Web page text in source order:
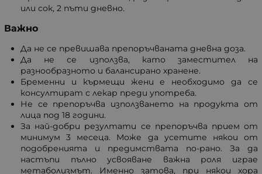
или сок, 2 пъти дневно.
Важно
Да не се превишава препоръчваната дневна доза.
Да не се използва, като заместител на
разнообразното и балансирано хранене.
Бременни и кърмещи жени е необходимо да се
консултират с лекар преди употреба.
Не се препоръчва използването на продукта от
лица под 18 години.
За най-добри резултати се препоръчва прием от
минимум 3 месеца. Може да усетите някои от
подобренията и предимствата по-рано. За да
настъпи пълно усвояване важна роля играе
метаболизмът. Именно затова, при някои хора